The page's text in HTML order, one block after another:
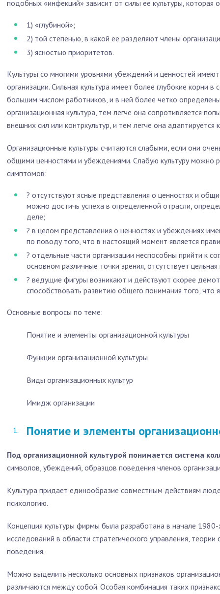
подобных «инфекций» зависит от силы ее культуры, которая
1) «глубиной»;
2) той степенью, в какой ее разделяют члены
3) ясностью приоритетов.
Культуры со многими уровнями убеждений и ценностей
организации. Сильная культура имеет более глубокие корни
большим числом работников, и в ней более четко
организационная культура, тем легче она сопротивляется
внешних сил или контркультур, и тем легче она
Организационные культуры считаются слабыми, если они
общими ценностями и убеждениями. Слабую культуру можно
симптомов:
? отсутствуют ясные представления о ценностях и
можно достичь успеха в определенной отрасли,
деле;
? в целом представления о ценностях и убеждениях
по поводу того, что в настоящий момент является
? отдельные части организации неспособны прийти к
основном различные точки зрения, отсутствует цельная
? ведущие фигуры возникают и действуют скорее
способствовать развитию общего понимания того, что
Основные вопросы по теме:
Понятие и элементы организационной культуры
Функции организационной культуры
Виды организационных культур
Имидж организации
Понятие и элементы
Под организационной культурой понимается система
символов, убеждений, образцов по­ведения членов
Культура придает единообразие совместным действиям
психологию.
Концепция культуры фирмы была разработана в начале
исследований в области стратегического управ­ления, теории
поведения.
Можно выделить несколько основных признаков
различаются между собой. Особая комбина­ция таких